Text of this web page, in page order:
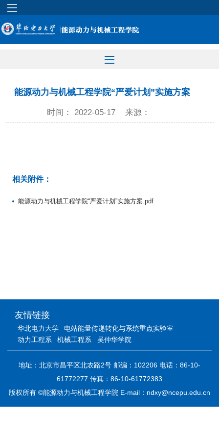
能源动力与机械工程学院“严爱计划”实施方案
时间： 2022-05-17 来源：
相关附件：
能源动力与机械工程学院“严爱计划”实施方案.pdf
友情链接
华北电力大学
电站能量传递转化与系统重点实验室
动力工程系
机械工程系 吴仲华学院
地址：北京市昌平区北农路2号 邮编：102206 电话：86-10-
61772277 传真：86-10-61772383
版权所有 ©能源动力与机械工程学院 E-mail：ndxy@ncepu.edu.cn